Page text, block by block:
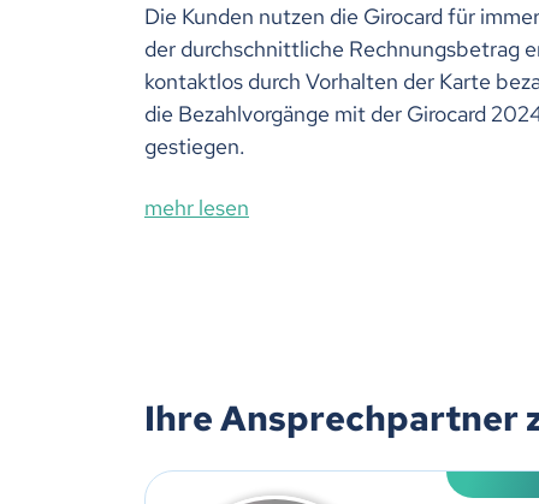
Die Kunden nutzen die Girocard für
der durchschnittliche Rechnungsbetrag
kontaktlos durch Vorhalten der Karte
die Bezahlvorgänge mit der Girocard
gestiegen.
mehr lesen
Ihre Ansprechpartner